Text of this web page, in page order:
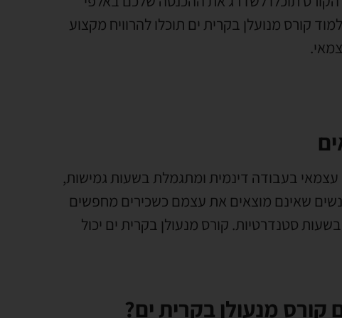
קורס מנועלן בקרית ים תוכלו להרוויח מקצוע
.
בעבודה דינמית ומתגמלת בשעות גמישות,
שאינם מוצאים את עצמם כשכירים מחפשים
בשעות סטנדרטיות. קורס מנעולן בקרית ים יכול
קורס מנעולן בקרית ים?